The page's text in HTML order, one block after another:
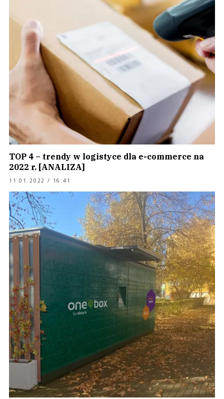
TOP 4 – trendy w logistyce dla e-commerce na
2022 r. [ANALIZA]
11.01.2022 / 16:41